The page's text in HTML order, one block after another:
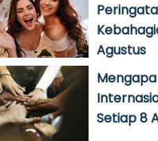
Agustus
Setiap 8